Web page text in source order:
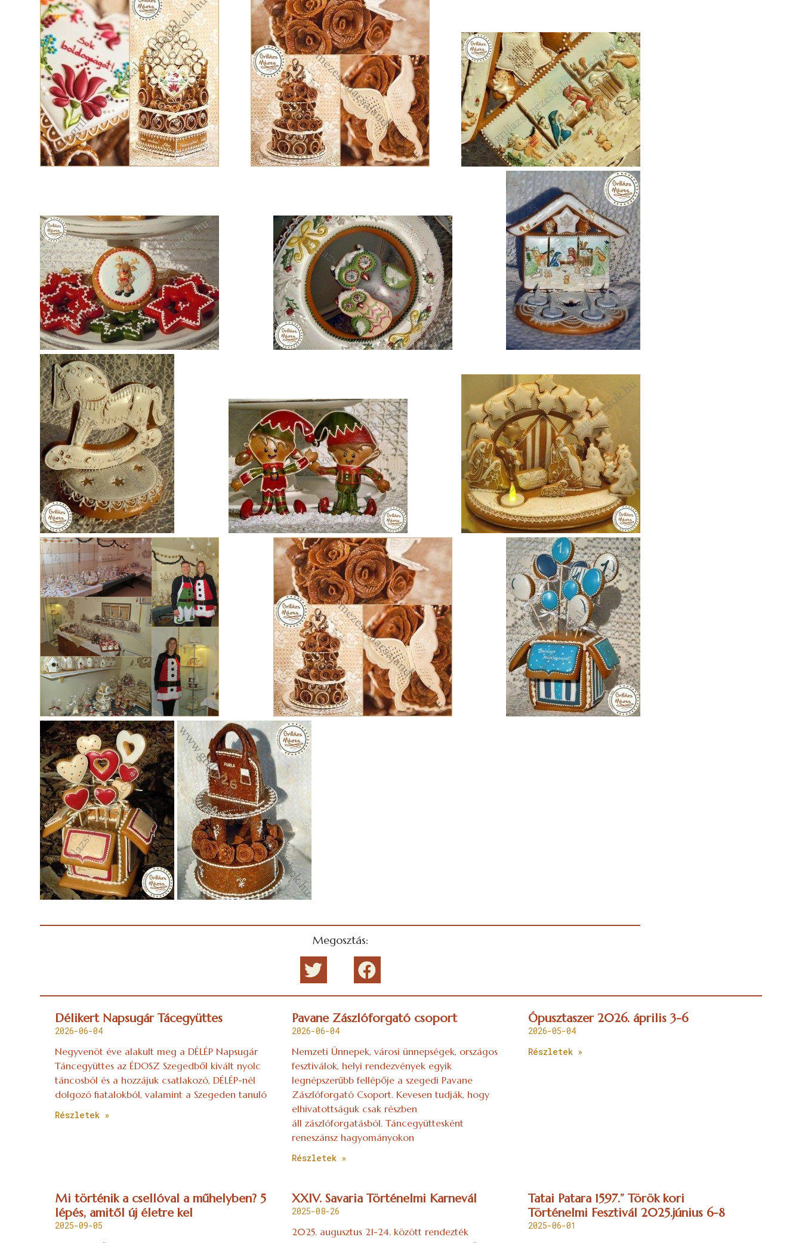
Megosztás:
Délikert Napsugár Tácegyüttes
2026-06-04
Negyvenöt éve alakult meg a DÉLÉP Napsugár
Táncegyüttes az ÉDOSZ Szegedből kivált nyolc
táncosból és a hozzájuk csatlakozó, DÉLÉP-nél
dolgozó fiatalokból, valamint a Szegeden tanuló
Részletek »
Pavane Zászlóforgató csoport
2026-06-04
Nemzeti Ünnepek, városi ünnepségek, országos
fesztiválok, helyi rendezvények egyik
legnépszerűbb fellépője a szegedi Pavane
Zászlóforgató Csoport. Kevesen tudják, hogy
elhivatottságuk csak részben
áll zászlóforgatásból. Táncegyüttesként
reneszánsz hagyományokon
Részletek »
Ópusztaszer 2026. április 3-6
2026-05-04
Részletek »
Mi történik a csellóval a műhelyben? 5
lépés, amitől új életre kel
2025-09-05
XXIV. Savaria Történelmi Karnevál
2025-08-26
2025. augusztus 21-24. között rendezték
Tatai Patara 1597.” Török kori
Történelmi Fesztivál 2025.június 6-8
2025-06-01